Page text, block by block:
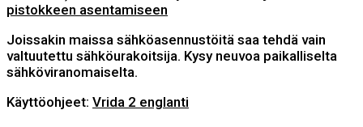
pistokkeen asentamiseen
Joissakin maissa sähköasennustöitä saa tehdä vain
valtuutettu sähköurakoitsija. Kysy neuvoa paikalliselta
sähköviranomaiselta.
Käyttöohjeet: Vrida 2 englanti